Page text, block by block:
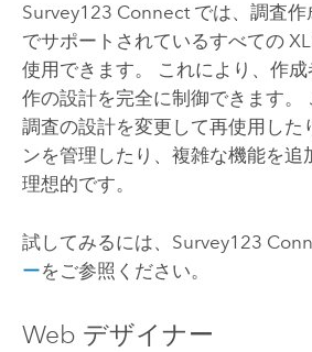
Survey123 Connectでは、調査作
でサポートされているすべての
使用できます。 これにより、作
作の設計を完全に制御できます。
調査の設計を変更して再使用した
ンを管理したり、複雑な機能を追
理想的です。
試してみるには、 Survey123
ーをご参照ください。
Web デザイナー